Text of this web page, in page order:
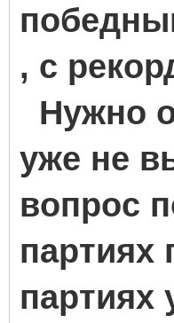
, с
Нужно
уже не
вопрос
партиях
партиях